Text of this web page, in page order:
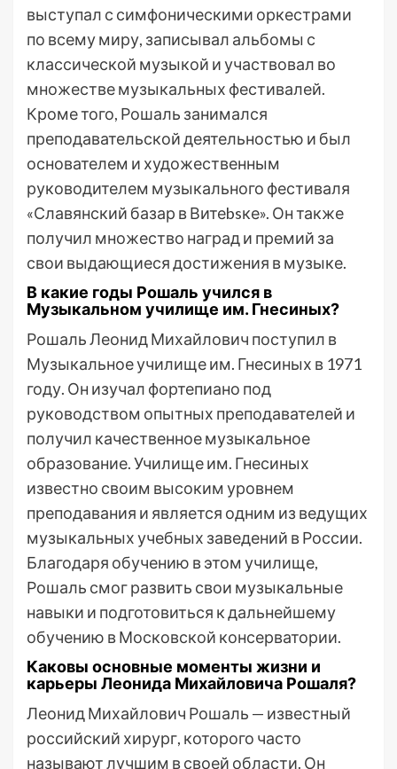
выступал с симфоническими оркестрами
по всему миру, записывал альбомы с
классической музыкой и участвовал во
множестве музыкальных фестивалей.
Кроме того, Рошаль занимался
преподавательской деятельностью и был
основателем и художественным
руководителем музыкального фестиваля
«Славянский базар в Витеbsке». Он также
получил множество наград и премий за
свои выдающиеся достижения в музыке.
В какие годы Рошаль учился в
Музыкальном училище им. Гнесиных?
Рошаль Леонид Михайлович поступил в
Музыкальное училище им. Гнесиных в 1971
году. Он изучал фортепиано под
руководством опытных преподавателей и
получил качественное музыкальное
образование. Училище им. Гнесиных
известно своим высоким уровнем
преподавания и является одним из ведущих
музыкальных учебных заведений в России.
Благодаря обучению в этом училище,
Рошаль смог развить свои музыкальные
навыки и подготовиться к дальнейшему
обучению в Московской консерватории.
Каковы основные моменты жизни и
карьеры Леонида Михайловича Рошаля?
Леонид Михайлович Рошаль — известный
российский хирург, которого часто
называют лучшим в своей области. Он